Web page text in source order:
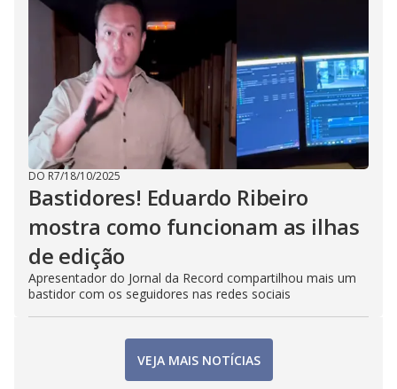
DO R7/18/10/2025
Bastidores! Eduardo Ribeiro
mostra como funcionam as ilhas
de edição
Apresentador do Jornal da Record compartilhou mais um
bastidor com os seguidores nas redes sociais
VEJA MAIS NOTÍCIAS